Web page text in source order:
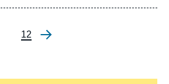
Pagination
Page
1Page
2